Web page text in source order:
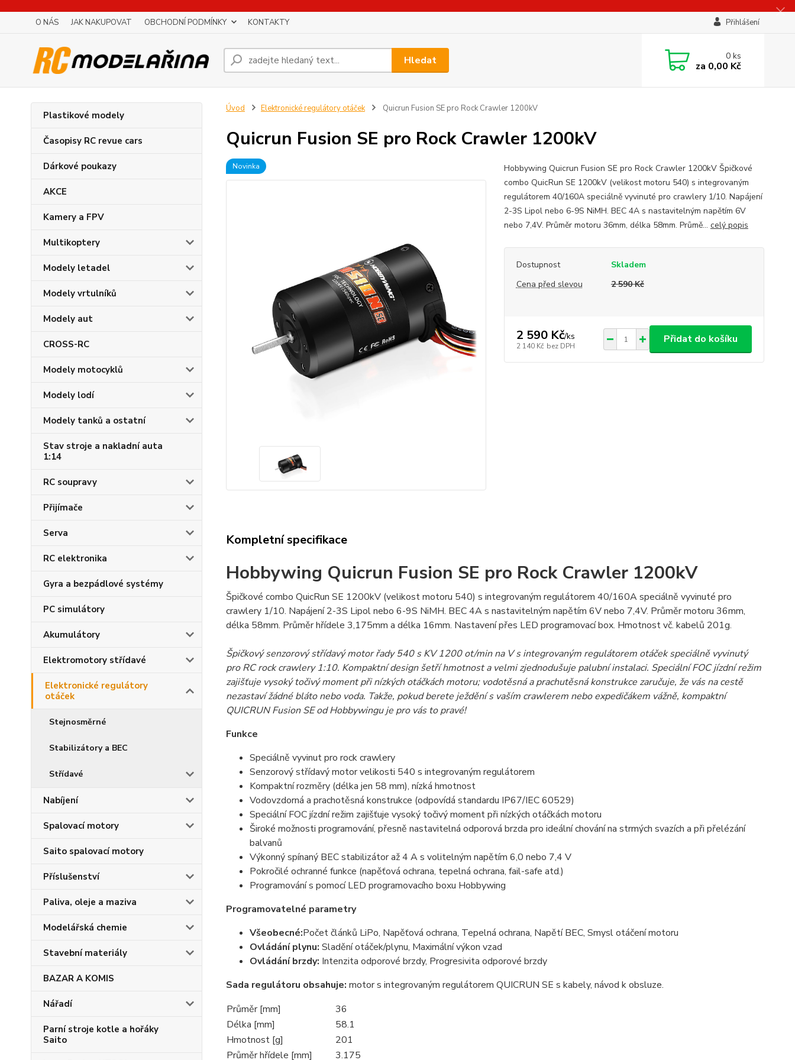
O NÁS JAK NAKUPOVAT OBCHODNÍ PODMÍNKY KONTAKTY Přihlášení
Hledat 0ks
za 0,00 Kč
Plastikové modely
Časopisy RC revue cars
Dárkové poukazy
AKCE
Kamery a FPV
Multikoptery
Modely letadel
Modely vrtulníků
Modely aut
CROSS-RC
Modely motocyklů
Modely lodí
Modely tanků a ostatní
Stav stroje a nakladní auta
1:14
RC soupravy
Přijímače
Serva
RC elektronika
Gyra a bezpádlové systémy
PC simulátory
Akumulátory
Elektromotory střídavé
Elektronické regulátory
otáček
Stejnosměrné
Stabilizátory a BEC
Střídavé
Nabíjení
Spalovací motory
Saito spalovací motory
Příslušenství
Paliva, oleje a maziva
Modelářská chemie
Stavební materiály
BAZAR A KOMIS
Nářadí
Parní stroje kotle a hořáky
Saito
Úvod Elektronické regulátory otáček Quicrun Fusion SE pro Rock Crawler 1200kV
Quicrun Fusion SE pro Rock Crawler 1200kV
Novinka
Hobbywing Quicrun Fusion SE pro Rock Crawler 1200kV Špičkové
combo QuicRun SE 1200kV (velikost motoru 540) s integrovaným
regulátorem 40/160A speciálně vyvinuté pro crawlery 1/10. Napájení
2-3S Lipol nebo 6-9S NiMH. BEC 4A s nastavitelným napětím 6V
nebo 7,4V. Průměr motoru 36mm, délka 58mm. Průmě... celý popis
Dostupnost
Skladem
Cena před slevou
2 590 Kč
2 590 Kč/ks
2 140 Kč bez DPH
Přidat do košíku
Kompletní specifikace
Hobbywing Quicrun Fusion SE pro Rock Crawler 1200kV
Špičkové combo QuicRun SE 1200kV (velikost motoru 540) s integrovaným regulátorem 40/160A speciálně vyvinuté pro
crawlery 1/10. Napájení 2-3S Lipol nebo 6-9S NiMH. BEC 4A s nastavitelným napětím 6V nebo 7,4V. Průměr motoru 36mm,
délka 58mm. Průměr hřídele 3,175mm a délka 16mm. Nastavení přes LED programovací box. Hmotnost vč. kabelů 201g.
Špičkový senzorový střídavý motor řady 540 s KV 1200 ot/min na V s integrovaným regulátorem otáček speciálně vyvinutý
pro RC rock crawlery 1:10. Kompaktní design šetří hmotnost a velmi zjednodušuje palubní instalaci. Speciální FOC jízdní režim
zajišťuje vysoký točivý moment při nízkých otáčkách motoru; vodotěsná a prachutěsná konstrukce zaručuje, že vás na cestě
nezastaví žádné bláto nebo voda. Takže, pokud berete ježdění s vaším crawlerem nebo expedičákem vážně, kompaktní
QUICRUN Fusion SE od Hobbywingu je pro vás to pravé!
Funkce
Speciálně vyvinut pro rock crawlery
Senzorový střídavý motor velikosti 540 s integrovaným regulátorem
Kompaktní rozměry (délka jen 58 mm), nízká hmotnost
Vodovzdorná a prachotěsná konstrukce (odpovídá standardu IP67/IEC 60529)
Speciální FOC jízdní režim zajišťuje vysoký točivý moment při nízkých otáčkách motoru
Široké možnosti programování, přesně nastavitelná odporová brzda pro ideální chování na strmých svazích a při přelézání
balvanů
Výkonný spínaný BEC stabilizátor až 4 A s volitelným napětím 6,0 nebo 7,4 V
Pokročilé ochranné funkce (napěťová ochrana, tepelná ochrana, fail-safe atd.)
Programování s pomocí LED programovacího boxu Hobbywing
Programovatelné parametry
Všeobecné:Počet článků LiPo, Napěťová ochrana, Tepelná ochrana, Napětí BEC, Smysl otáčení motoru
Ovládání plynu: Sladění otáček/plynu, Maximální výkon vzad
Ovládání brzdy: Intenzita odporové brzdy, Progresivita odporové brzdy
Sada regulátoru obsahuje: motor s integrovaným regulátorem QUICRUN SE s kabely, návod k obsluze.
Průměr [mm]
36
Délka [mm]
58.1
Hmotnost [g]
201
Průměr hřídele [mm]
3.175